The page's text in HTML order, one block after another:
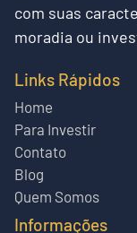
com suas
moradia ou
Links Rápidos
Home
Para Investir
Contato
Blog
Quem Somos
Informações